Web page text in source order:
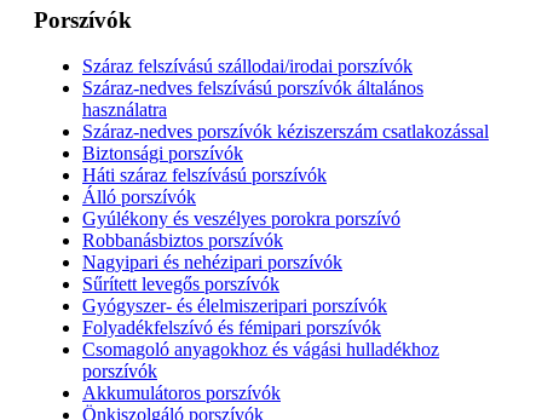
Porszívók
Száraz felszívású szállodai/irodai porszívók
Száraz-nedves felszívású porszívók általános
használatra
Száraz-nedves porszívók kéziszerszám csatlakozással
Biztonsági porszívók
Háti száraz felszívású porszívók
Álló porszívók
Gyúlékony és veszélyes porokra porszívó
Robbanásbiztos porszívók
Nagyipari és nehézipari porszívók
Sűrített levegős porszívók
Gyógyszer- és élelmiszeripari porszívók
Folyadékfelszívó és fémipari porszívók
Csomagoló anyagokhoz és vágási hulladékhoz
porszívók
Akkumulátoros porszívók
Önkiszolgáló porszívók